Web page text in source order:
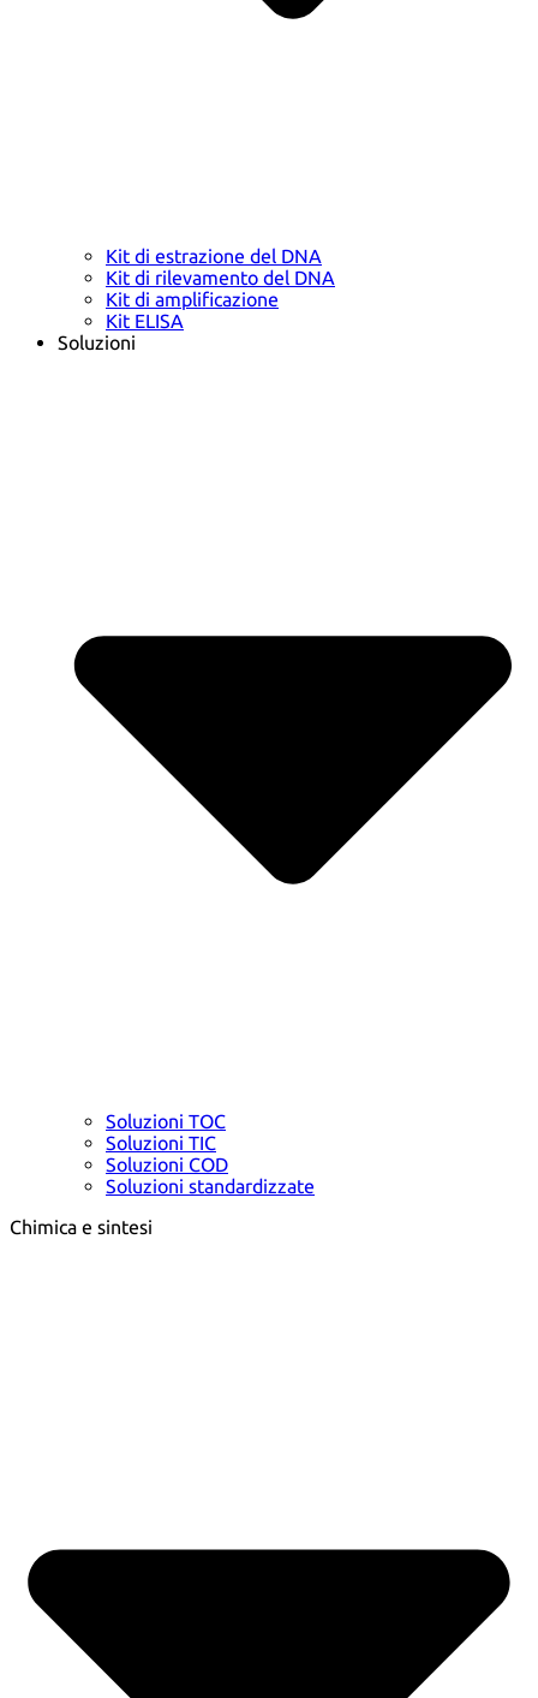
Kit di estrazione del DNA
Kit di rilevamento del DNA
Kit di amplificazione
Kit ELISA
Soluzioni
Soluzioni TOC
Soluzioni TIC
Soluzioni COD
Soluzioni standardizzate
Chimica e sintesi